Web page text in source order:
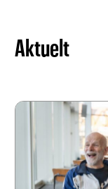
Aktuelt